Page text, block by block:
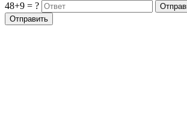
48+9 = ?